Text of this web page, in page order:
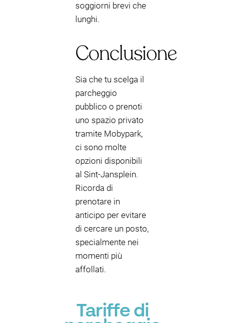
soggiorni brevi che
lunghi.
Conclusione
Sia che tu scelga il
parcheggio
pubblico o prenoti
uno spazio privato
tramite Mobypark,
ci sono molte
opzioni disponibili
al Sint-Jansplein.
Ricorda di
prenotare in
anticipo per evitare
di cercare un posto,
specialmente nei
momenti più
affollati.
Tariffe di